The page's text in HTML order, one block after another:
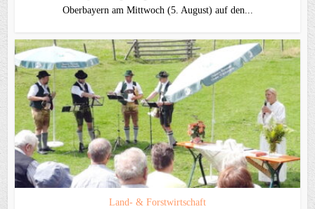
Oberbayern am Mittwoch (5. August) auf den...
Land- & Forstwirtschaft